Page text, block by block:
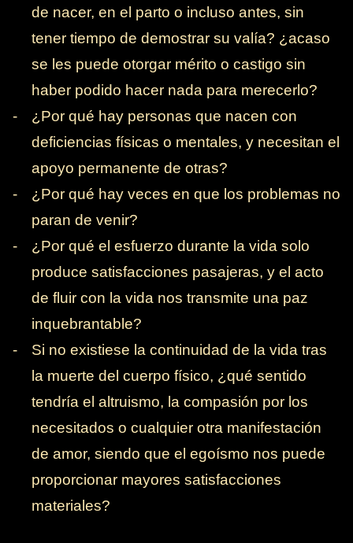
de nacer, en el parto o incluso antes, sin
tener tiempo de demostrar su valía? ¿acaso
se les puede otorgar mérito o castigo sin
haber podido hacer nada para merecerlo?
-
¿Por qué hay personas que nacen con
deficiencias físicas o mentales, y necesitan el
apoyo permanente de otras?
-
¿Por qué hay veces en que los problemas no
paran de venir?
-
¿Por qué el esfuerzo durante la vida solo
produce satisfacciones pasajeras, y el acto
de fluir con la vida nos transmite una paz
inquebrantable?
-
Si no existiese la continuidad de la vida tras
la muerte del cuerpo físico, ¿qué sentido
tendría el altruismo, la compasión por los
necesitados o cualquier otra manifestación
de amor, siendo que el egoísmo nos puede
proporcionar mayores satisfacciones
materiales?